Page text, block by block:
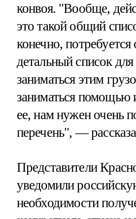
конвоя. "Вообще,
это такой общий
конечно, потребуется
детальный список
заниматься этим
заниматься помощью
ее, нам нужен очень
перечень", —
Представители
уведомили
необходимости